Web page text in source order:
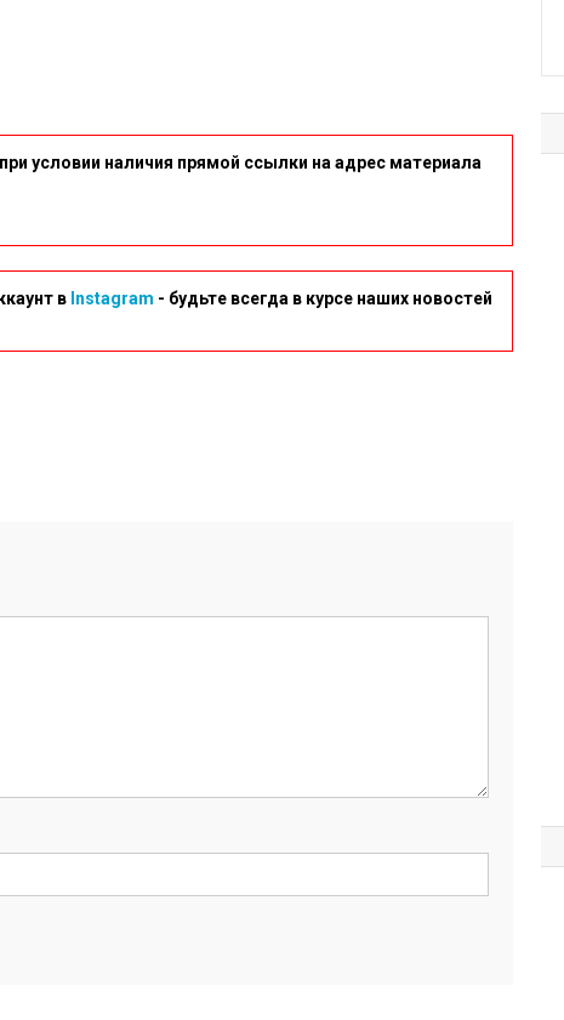
условии наличия прямой ссылки на адрес материала
в Instagram - будьте всегда в курсе наших новостей